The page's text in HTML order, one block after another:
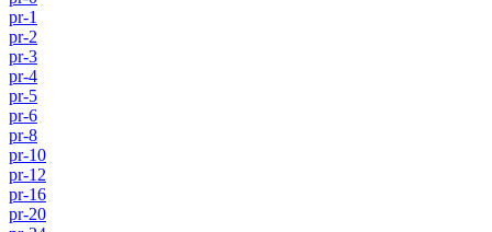
pr-1
pr-2
pr-3
pr-4
pr-5
pr-6
pr-8
pr-10
pr-12
pr-16
pr-20